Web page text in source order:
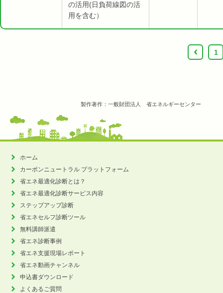
の活用(日負荷線図の活
用を含む）
‹ 1
製作著作：一般財団法人 省エネルギーセンター
ホーム
カーボンニュートラル プラットフォーム
省エネ最適化診断とは？
省エネ最適化診断サービス内容
ステップアップ診断
省エネセルフ診断ツール
無料講師派遣
省エネ診断事例
省エネ支援現場レポート
省エネ動画チャンネル
申込書ダウンロード
よくあるご質問